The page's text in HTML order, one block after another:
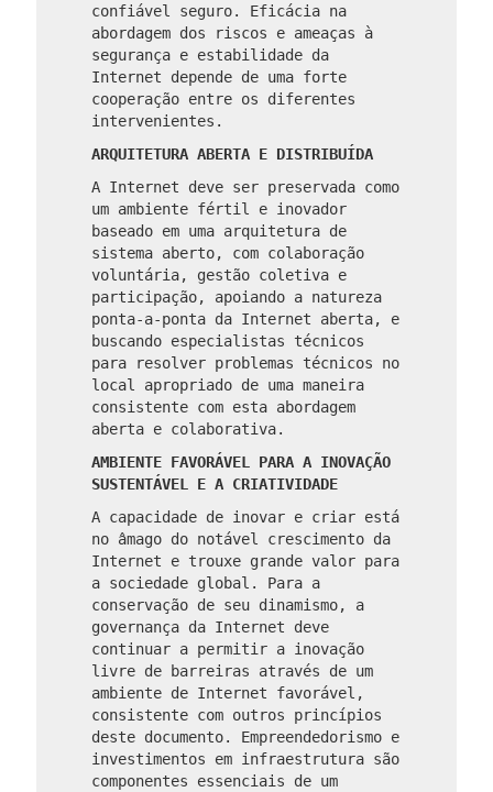
confiável seguro. Eficácia na
abordagem dos riscos e ameaças à
segurança e estabilidade da
Internet depende de uma forte
cooperação entre os diferentes
intervenientes.
ARQUITETURA ABERTA E DISTRIBUÍDA
A Internet deve ser preservada como
um ambiente fértil e inovador
baseado em uma arquitetura de
sistema aberto, com colaboração
voluntária, gestão coletiva e
participação, apoiando a natureza
ponta-a-ponta da Internet aberta, e
buscando especialistas técnicos
para resolver problemas técnicos no
local apropriado de uma maneira
consistente com esta abordagem
aberta e colaborativa.
AMBIENTE FAVORÁVEL PARA A INOVAÇÃO
SUSTENTÁVEL E A CRIATIVIDADE
A capacidade de inovar e criar está
no âmago do notável crescimento da
Internet e trouxe grande valor para
a sociedade global. Para a
conservação de seu dinamismo, a
governança da Internet deve
continuar a permitir a inovação
livre de barreiras através de um
ambiente de Internet favorável,
consistente com outros princípios
deste documento. Empreendedorismo e
investimentos em infraestrutura são
componentes essenciais de um